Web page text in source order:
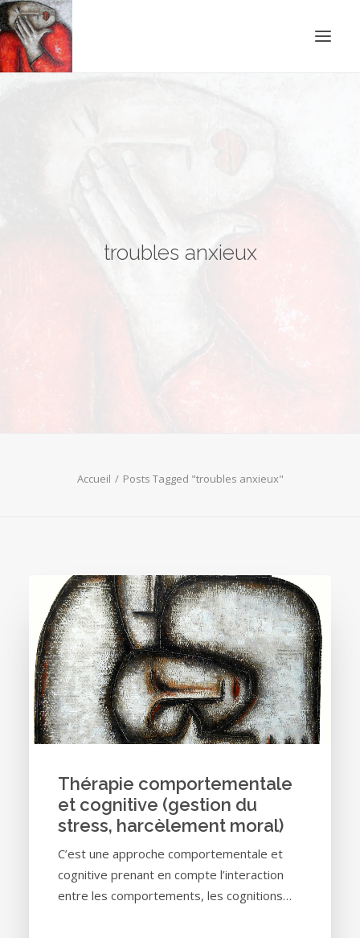
troubles anxieux
Accueil Posts Tagged "troubles anxieux"
Thérapie comportementale
et cognitive (gestion du
stress, harcèlement moral)
C’est une approche comportementale et
cognitive prenant en compte l’interaction
entre les comportements, les cognitions…